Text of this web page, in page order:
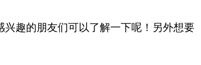
趣的朋友们可以了解一下呢！另外想要